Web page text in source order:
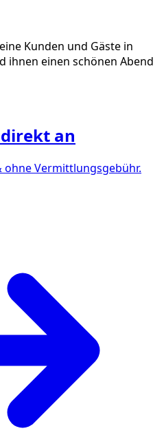
Kunden und Gäste in
ihnen einen schönen Abend
an
Vermittlungsgebühr.